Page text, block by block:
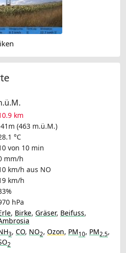
km
(463 m.ü.M.)
°C
von 10 min
mm/h
km/h aus NO
km/h
hPa
, Birke, Gräser, Beifuss,
3, CO, NO2, Ozon, PM10, PM2.5,
2